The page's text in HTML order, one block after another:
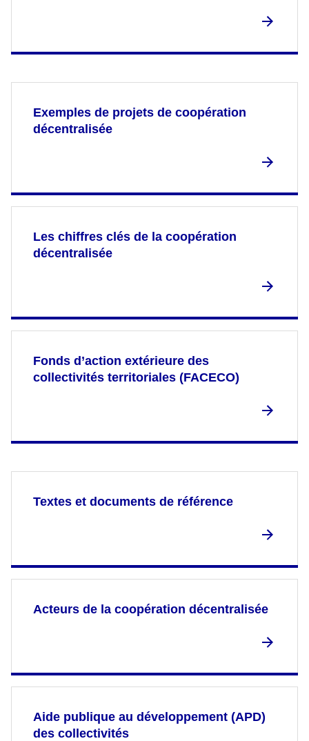
Exemples de projets de coopération
décentralisée
Les chiffres clés de la coopération
décentralisée
Fonds d’action extérieure des
collectivités territoriales (FACECO)
Textes et documents de référence
Acteurs de la coopération décentralisée
Aide publique au développement (APD)
des collectivités